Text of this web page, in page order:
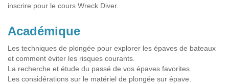
inscrire pour le cours Wreck Diver.
Académique
Les techniques de plongée pour explorer les épaves de bateaux
et comment éviter les risques courants.
La recherche et étude du passé de vos épaves favorites.
Les considérations sur le matériel de plongée sur épave.